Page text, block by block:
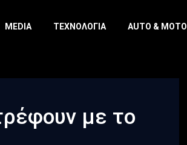
MEDIA ΤΕΧΝΟΛΟΓΊΑ AUTO & MOTO
με το